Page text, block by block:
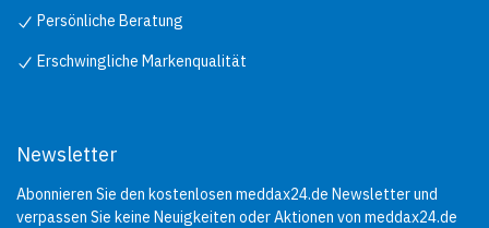
Persönliche Beratung
Erschwingliche Markenqualität
Newsletter
Abonnieren Sie den kostenlosen meddax24.de Newsletter und
verpassen Sie keine Neuigkeiten oder Aktionen von meddax24.de